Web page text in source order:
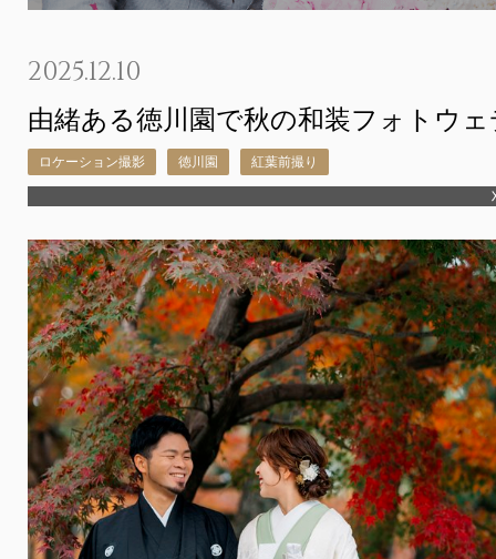
2025.12.10
由緒ある徳川園で秋の和装フォトウ
ロケーション撮影 徳川園 紅葉前撮り